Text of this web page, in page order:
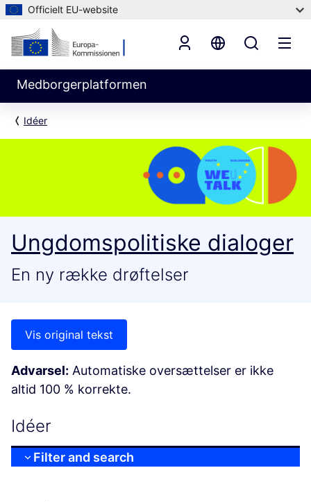
Officielt EU-website
Medborgerplatformen
Idéer
Ungdomspolitiske dialoger
En ny række drøftelser
Vis original tekst
Advarsel: Automatiske oversættelser er ikke
altid 100 % korrekte.
Idéer
Filter and search